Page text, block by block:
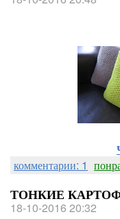
комментарии: 1
ТОНКИЕ
18-10-2016 20:32